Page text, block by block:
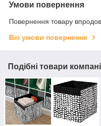
Умови повернення
Повернення товару
Всі умови повернення
Подібні товари